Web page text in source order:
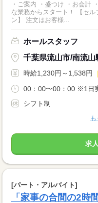
・ご案内 ・盛つけ ・お会
な業務からスタート！ 【セルフオーダー導入なので接客がカンタ
ン】 注文はお客様...
ホールスタッフ
千葉県流山市/南流山
時給1,230円～1,538円
00：00〜00：00 ※1日
シフト制
求
[パート・アルバイト]
「家事の合間の2時